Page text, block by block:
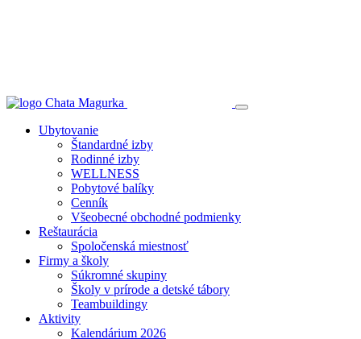
Ubytovanie
Štandardné izby
Rodinné izby
WELLNESS
Pobytové balíky
Cenník
Všeobecné obchodné podmienky
Reštaurácia
Spoločenská miestnosť
Firmy a školy
Súkromné skupiny
Školy v prírode a detské tábory
Teambuildingy
Aktivity
Kalendárium 2026